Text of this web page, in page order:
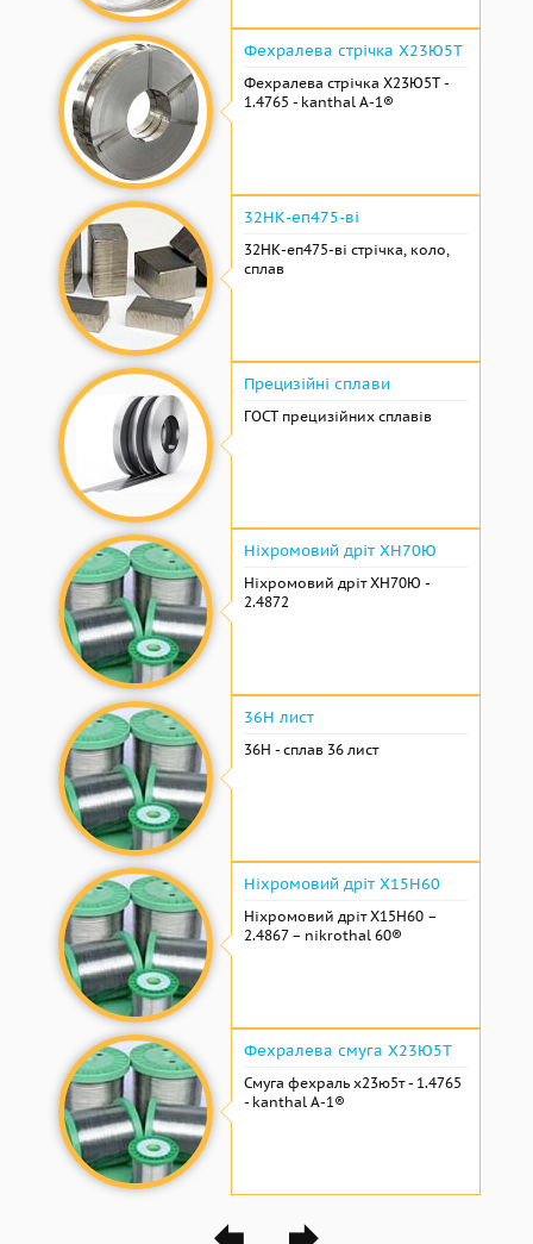
Фехралева стрічка Х23Ю5Т
Фехралева стрічка Х23Ю5Т -
1.4765 - kanthal A-1®
32НК-еп475-ві
32НК-еп475-ві стрічка, коло,
сплав
Прецизійні сплави
ГОСТ прецизійних сплавів
Ніхромовий дріт ХН70Ю
Ніхромовий дріт ХН70Ю -
2.4872
36Н лист
36Н - сплав 36 лист
Ніхромовий дріт Х15Н60
Ніхромовий дріт Х15Н60 –
2.4867 – nikrothal 60®
Фехралева смуга Х23Ю5Т
Смуга фехраль х23ю5т - 1.4765
- kanthal A-1®